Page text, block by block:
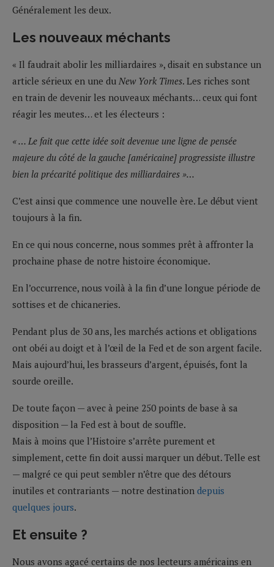
Généralement les deux.
Les nouveaux méchants
« Il faudrait abolir les milliardaires », disait en substance un
article sérieux en une du New York Times. Les riches sont
en train de devenir les nouveaux méchants… ceux qui font
réagir les meutes… et les électeurs :
« … Le fait que cette idée soit devenue une ligne de pensée
majeure du côté de la gauche [américaine] progressiste illustre
bien la précarité politique des milliardaires »…
C’est ainsi que commence une nouvelle ère. Le début vient
toujours à la fin.
En ce qui nous concerne, nous sommes prêt à affronter la
prochaine phase de notre histoire économique.
En l’occurrence, nous voilà à la fin d’une longue période de
sottises et de chicaneries.
Pendant plus de 30 ans, les marchés actions et obligations
ont obéi au doigt et à l’œil de la Fed et de son argent facile.
Mais aujourd’hui, les brasseurs d’argent, épuisés, font la
sourde oreille.
De toute façon — avec à peine 250 points de base à sa
disposition — la Fed est à bout de souffle.
Mais à moins que l’Histoire s’arrête purement et
simplement, cette fin doit aussi marquer un début. Telle est
— malgré ce qui peut sembler n’être que des détours
inutiles et contrariants — notre destination depuis
quelques jours.
Et ensuite ?
Nous avons agacé certains de nos lecteurs américains en